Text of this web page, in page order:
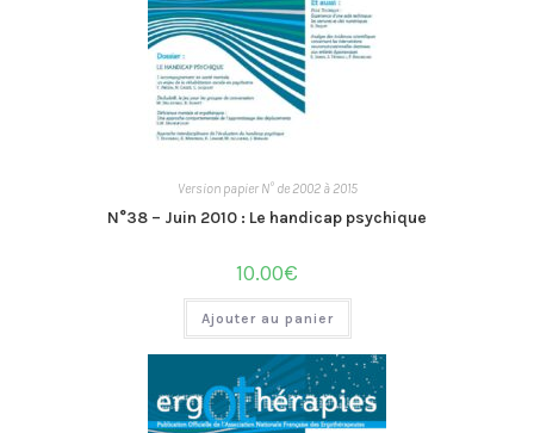
Version papier N° de 2002 à 2015
N°38 – Juin 2010 : Le handicap psychique
10.00€
Ajouter au panier